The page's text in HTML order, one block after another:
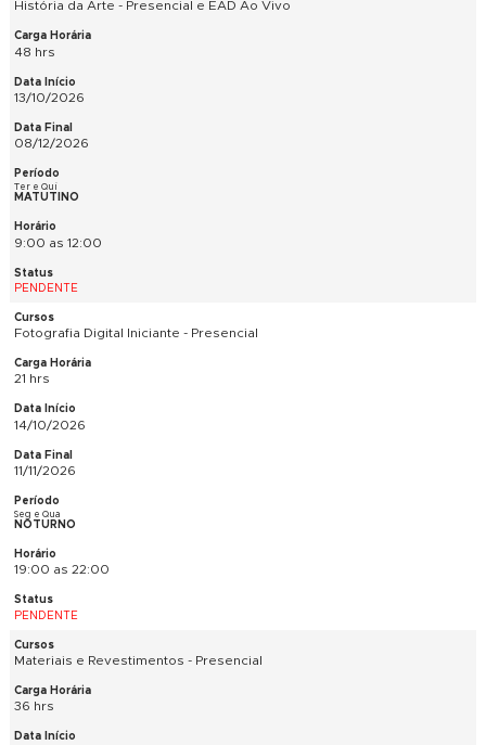
Fotografia Digital Iniciante - Presencial
Seg e Qua
MATUTINO
9:00 as 12:00
PENDENTE
54 hrs
05/10/2026
09/12/2026
Seg e Qua
NOTURNO